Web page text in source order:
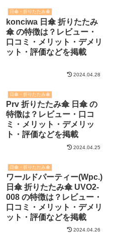
日傘・折りたたみ傘
konciwa 日傘 折りたたみ
傘 の特徴は？レビュー・
口コミ・メリット・デメリ
ット・評価などを掲載
2024.04.28
日傘・折りたたみ傘
Prv 折りたたみ傘 日傘 の
特徴は？レビュー・口コ
ミ・メリット・デメリッ
ト・評価などを掲載
2024.04.25
日傘・折りたたみ傘
ワールドパーティー(Wpc.)
日傘 折りたたみ傘 UVO2-
008 の特徴は？レビュー・
口コミ・メリット・デメリ
ット・評価などを掲載
2024.04.26